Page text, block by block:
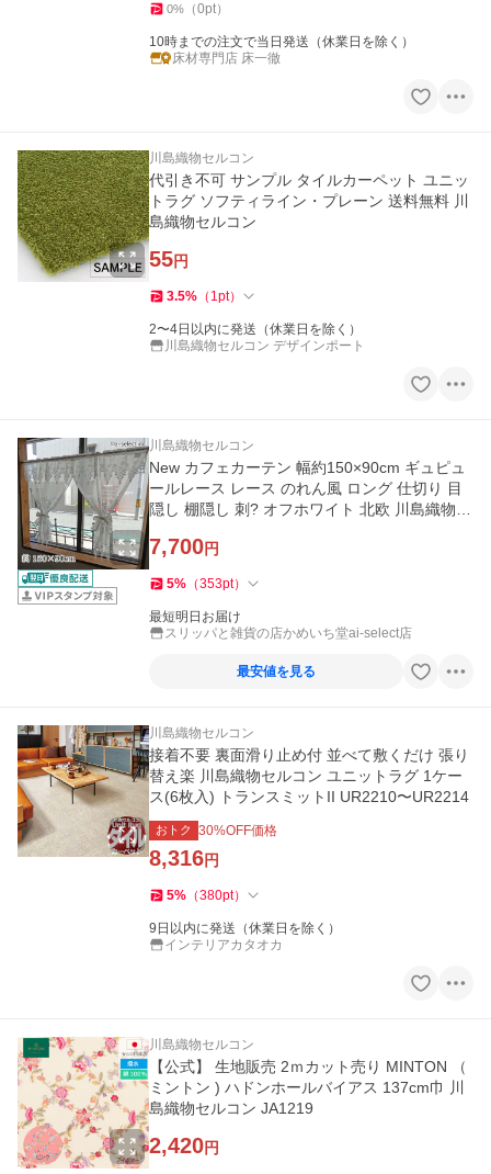
0% （0pt）
10時までの注文で当日発送（休業日を除く）
床材専門店 床一徹
川島織物セルコン
代引き不可 サンプル タイルカーペット ユニッ
トラグ ソフティライン・プレーン 送料無料 川
島織物セルコン
55円
3.5% （ 1pt）
2〜4日以内に発送（休業日を除く）
川島織物セルコン デザインポート
川島織物セルコン
New カフェカーテン 幅約150×90cm ギュピュ
ールレース レース のれん風 ロング 仕切り 目
隠し 棚隠し 刺? オフホワイト 北欧 川島織物セ
7,700円
5% （353pt）
最短明日お届け
スリッパと雑貨の店かめいち堂ai-select店
最安値を見る
川島織物セルコン
接着不要 裏面滑り止め付 並べて敷くだけ 張り
替え楽 川島織物セルコン ユニットラグ 1ケー
ス(6枚入) トランスミットII UR2210〜UR2214
おトク 30%OFF価格
8,316円
5% （380pt）
9日以内に発送（休業日を除く）
インテリアカタオカ
川島織物セルコン
【公式】 生地販売 2ｍカット売り MINTON （
ミントン ) ハドンホールバイアス 137cm巾 川
島織物セルコン JA1219
2,420円